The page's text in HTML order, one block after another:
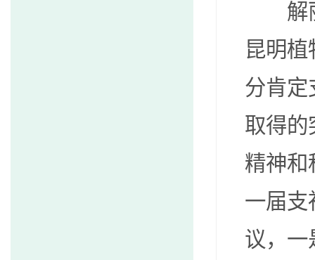
解
昆明
分肯定
取得的
精神和
一届支
议，一